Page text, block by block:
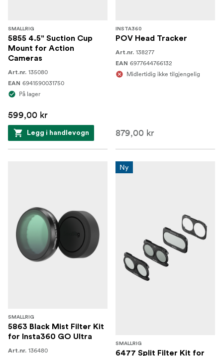
SMALLRIG
5855 4.5" Suction Cup
Mount for Action
Cameras
Art.nr. 135080
EAN 6941590031750
På lager
599,00 kr
Legg i handlevogn
INSTA360
POV Head Tracker
Art.nr. 138277
EAN 6977644766132
Midlertidig ikke tilgjengelig
879,00 kr
SMALLRIG
5863 Black Mist Filter Kit
for Insta360 GO Ultra
Art.nr. 136480
Ny
SMALLRIG
6477 Split Filter Kit for